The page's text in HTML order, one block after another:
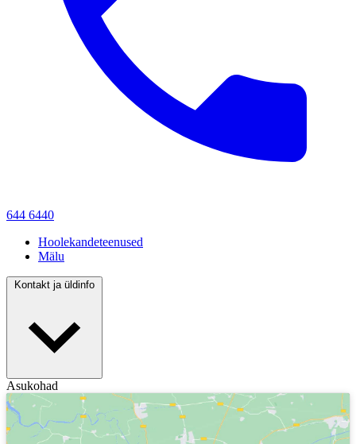
644 6440
Hoolekandeteenused
Mälu
Kontakt ja üldinfo
Asukohad